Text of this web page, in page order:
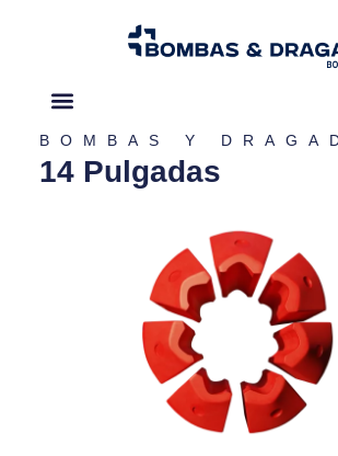
BOMBAS Y
14 Pulgadas